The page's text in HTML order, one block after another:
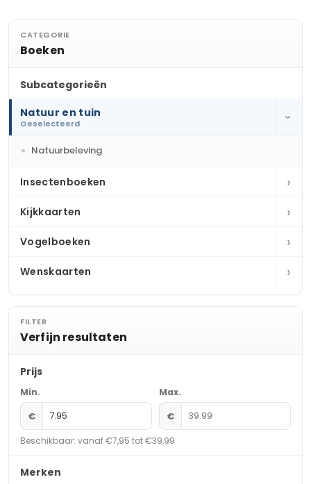
CATEGORIE
Boeken
Subcategorieën
Natuur en tuin
Geselecteerd
›
Natuurbeleving
Insectenboeken ›
Kijkkaarten ›
Vogelboeken ›
Wenskaarten ›
FILTER
Verfijn resultaten
Prijs
Min.
€
Max.
€
Beschikbaar: vanaf €7,95 tot €39,99
Merken